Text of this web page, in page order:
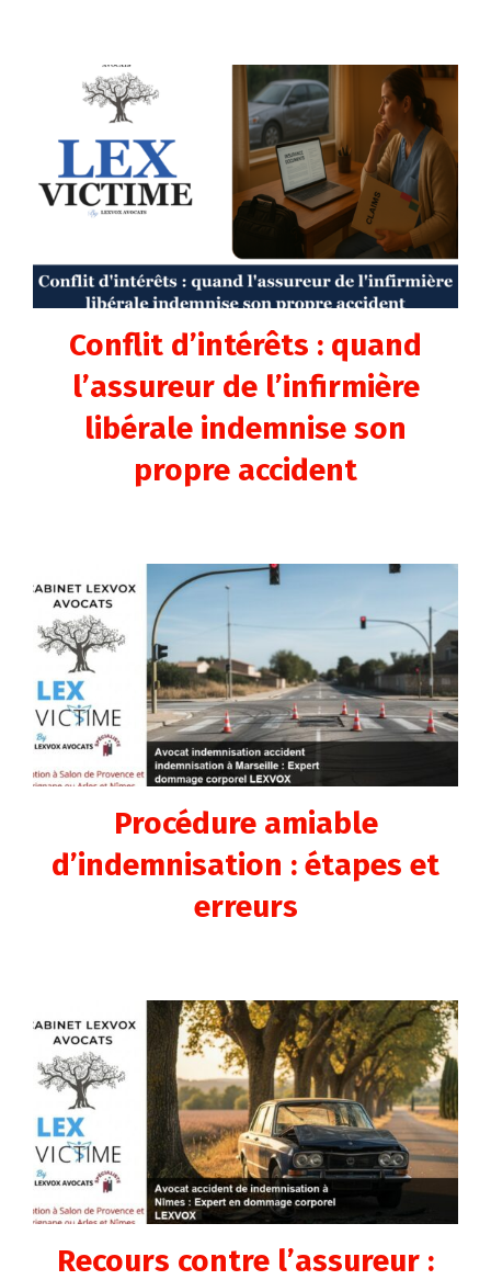
Conflit d’intérêts : quand
l’assureur de l’infirmière
libérale indemnise son
propre accident
Procédure amiable
d’indemnisation : étapes et
erreurs
Recours contre l’assureur :